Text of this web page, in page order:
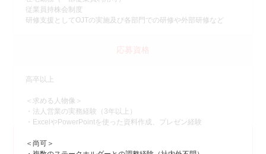
従業員持株会制度
研修支援としてOJTの実施及び各部門での研修や外部研修など
応募資格
高卒以上
＜求める人物像＞
・法人営業の実務経験（3年以上）
・ExcelやPowerPointを使った資料作成、プレゼン経験
＜尚可＞